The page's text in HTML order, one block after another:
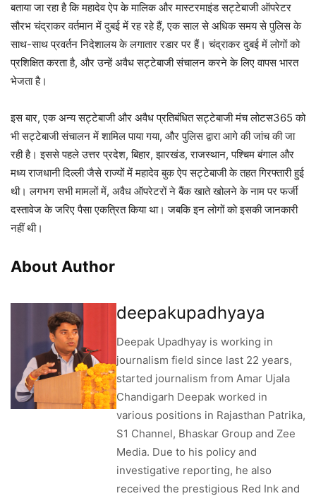
बताया जा रहा है कि महादेव ऐप के मालिक और मास्टरमाइंड सट्टेबाजी ऑपरेटर
सौरभ चंद्राकर वर्तमान में दुबई में रह रहे हैं, एक साल से अधिक समय से पुलिस के
साथ-साथ प्रवर्तन निदेशालय के लगातार रडार पर हैं। चंद्राकर दुबई में लोगों को
प्रशिक्षित करता है, और उन्हें अवैध सट्टेबाजी संचालन करने के लिए वापस भारत
भेजता है।
इस बार, एक अन्य सट्टेबाजी और अवैध प्रतिबंधित सट्टेबाजी मंच लोटस365 को
भी सट्टेबाजी संचालन में शामिल पाया गया, और पुलिस द्वारा आगे की जांच की जा
रही है। इससे पहले उत्तर प्रदेश, बिहार, झारखंड, राजस्थान, पश्चिम बंगाल और
मध्य राजधानी दिल्ली जैसे राज्यों में महादेव बुक ऐप सट्टेबाजी के तहत गिरफ्तारी हुई
थी। लगभग सभी मामलों में, अवैध ऑपरेटरों ने बैंक खाते खोलने के नाम पर फर्जी
दस्तावेज के जरिए पैसा एकत्रित किया था। जबकि इन लोगों को इसकी जानकारी
नहीं थी।
About Author
deepakupadhyaya
Deepak Upadhyay is working in
journalism field since last 22 years,
started journalism from Amar Ujala
Chandigarh Deepak worked in
various positions in Rajasthan Patrika,
S1 Channel, Bhaskar Group and Zee
Media. Due to his policy and
investigative reporting, he also
received the prestigious Red Ink and